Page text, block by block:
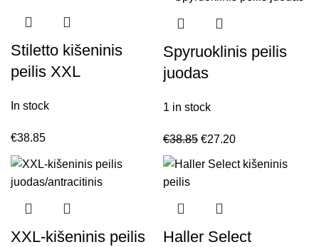
Stiletto kišeninis
peilis XXL
In stock
€38.85
Spyruoklinis peilis
juodas
1 in stock
€38.85 €27.20
XXL-kišeninis peilis
Haller Select